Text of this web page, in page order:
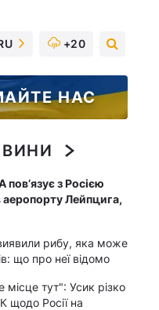
+20
НАС
з Росією
аеропорту Лейпцига,
рибу, яка може
що про неї відомо
місце тут": Усик різко
щодо Росії на